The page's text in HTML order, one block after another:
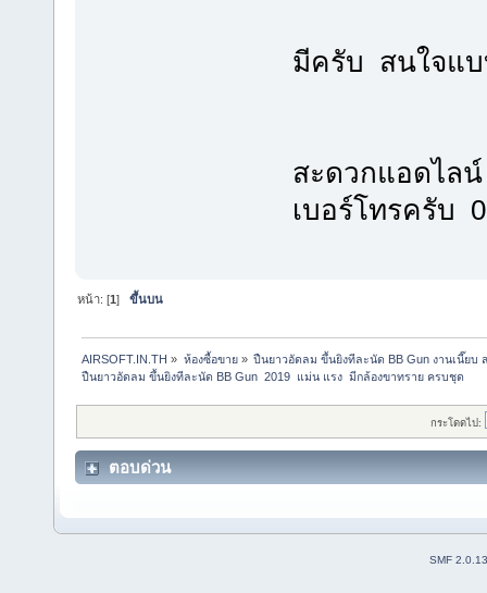
มีครับ สนใจแ
สะดวกแอดไล
เบอร์โทรครับ
หน้า: [1]ขึ้นบน
AIRSOFT.IN.TH » ห้องซื้อขาย» ปืนยาวอัดลม ขึ้นยิงทีละนัด BB Gun งานเนี๊ยบ
ปืนยาวอัดลม ขึ้นยิงทีละนัด BB Gun  2019  แม่น แรง  มีกล้องขาทราย ครบชุด
กระโดดไป:
ตอบด่วน
SMF 2.0.13